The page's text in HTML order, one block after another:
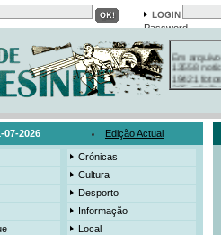
Password
13558
19421
385
3206
07-2026 Edição Actual
Crónicas
Cultura
Desporto
Informação
Local